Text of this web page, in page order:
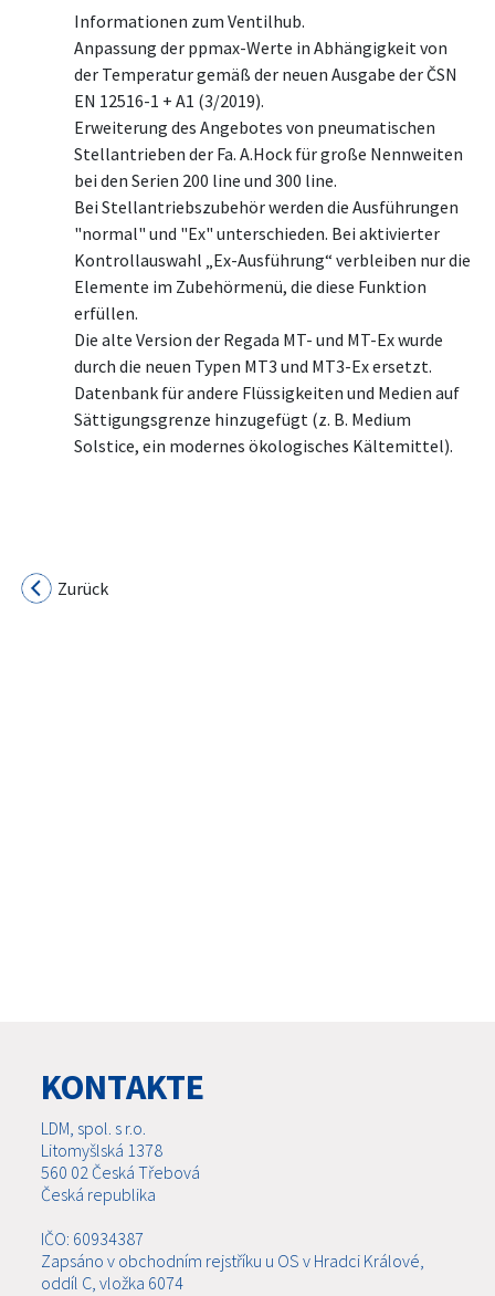
Informationen zum Ventilhub.
Anpassung der ppmax-Werte in Abhängigkeit von
der Temperatur gemäß der neuen Ausgabe der ČSN
EN 12516-1 + A1 (3/2019).
Erweiterung des Angebotes von pneumatischen
Stellantrieben der Fa. A.Hock für große Nennweiten
bei den Serien 200 line und 300 line.
Bei Stellantriebszubehör werden die Ausführungen
"normal" und "Ex" unterschieden. Bei aktivierter
Kontrollauswahl „Ex-Ausführung“ verbleiben nur die
Elemente im Zubehörmenü, die diese Funktion
erfüllen.
Die alte Version der Regada MT- und MT-Ex wurde
durch die neuen Typen MT3 und MT3-Ex ersetzt.
Datenbank für andere Flüssigkeiten und Medien auf
Sättigungsgrenze hinzugefügt (z. B. Medium
Solstice, ein modernes ökologisches Kältemittel).
Zurück
KONTAKTE
LDM, spol. s r.o.
Litomyšlská 1378
560 02 Česká Třebová
Česká republika
IČO: 60934387
Zapsáno v obchodním rejstříku u OS v Hradci Králové,
oddíl C, vložka 6074